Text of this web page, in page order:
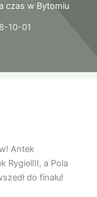
czas w Bytomiu
10-01
Antek
RygielIII, a Pola
do finału!